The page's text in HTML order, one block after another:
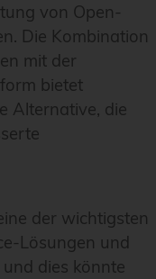
von Open-
Die Kombination
mit der
bietet
Alternative, die
der wichtigsten
Lösungen und
dies könnte